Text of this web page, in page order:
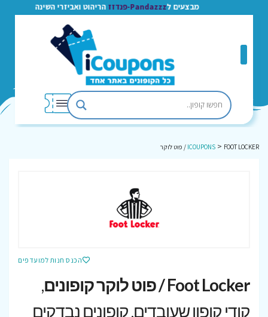
מבצעים לPandazzz-פנדזז הריהוט ואביזרי השינה
ICOUPONS > FOOT LOCKER / פוט לוקר
הכנס חנות למועדפים
Foot Locker / פוט לוקר קופונים
,
קודי קופון שעובדים, קופונים נבדקים